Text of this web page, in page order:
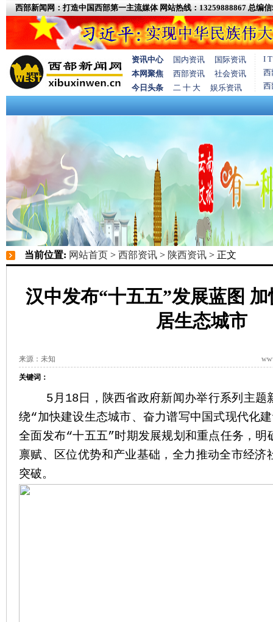
西部新闻网：打造中国西部第一主流媒体 网站热线：13259888867 总编信
资讯中心 国内资讯
国际资讯
本网聚焦
西部资讯
社会资讯
今日头条
二 十 大 娱乐资讯
I
西
西
当前位置: 网站首页 > 西部资讯 > 陕西资讯 > 正文
汉中发布“十五五”发展蓝图
居生态城市
来源：未知
关键词：
5月18日，陕西省政府新闻办举行系列主题
绕“加快建设生态城市、奋力谱写中国式现代化
全面发布“十五五”时期发展规划和重点任务，明
禀赋、区位优势和产业基础，全力推动全市经济
突破。